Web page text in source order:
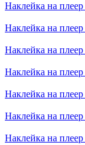
Наклейка на плеер
Наклейка на плеер
Наклейка на плеер
Наклейка на плеер
Наклейка на плеер
Наклейка на плеер
Наклейка на плеер